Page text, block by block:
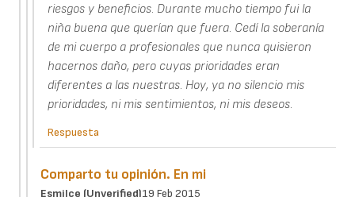
riesgos y beneficios. Durante mucho tiempo fui la
niña buena que querían que fuera. Cedí la soberanía
de mi cuerpo a profesionales que nunca quisieron
hacernos daño, pero cuyas prioridades eran
diferentes a las nuestras. Hoy, ya no silencio mis
prioridades, ni mis sentimientos, ni mis deseos.
Respuesta
Comparto tu opinión. En mi
Esmilce (unverified)19 Feb 2015